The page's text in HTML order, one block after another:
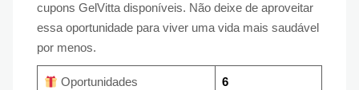
cupons GelVitta disponíveis. Não deixe de aproveitar
essa oportunidade para viver uma vida mais saudável
por menos.
Oportunidades 6